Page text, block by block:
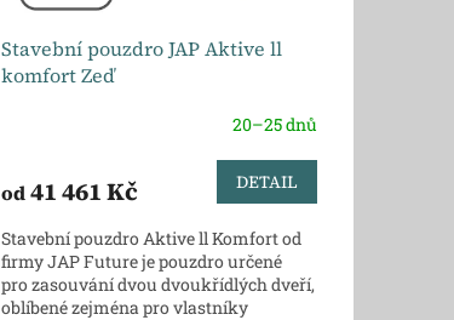
Stavební pouzdro JAP Aktive ll
komfort Zeď
20–25 dnů
od41 461 Kč DETAIL
Stavební pouzdro Aktive ll Komfort od
firmy JAP Future je pouzdro určené
pro zasouvání dvou dvoukřídlých dveří,
oblíbené zejména pro vlastníky